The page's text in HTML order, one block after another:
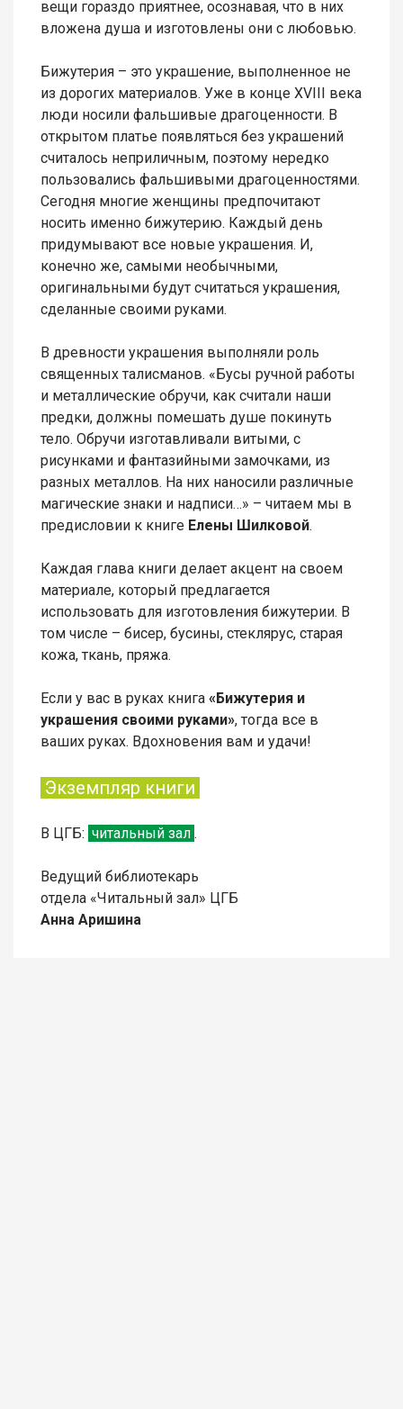
вещи гораздо приятнее, осознавая, что в них
вложена душа и изготовлены они с любовью.
Бижутерия – это украшение, выполненное не
из дорогих материалов. Уже в конце XVIII века
люди носили фальшивые драгоценности. В
открытом платье появляться без украшений
считалось неприличным, поэтому нередко
пользовались фальшивыми драгоценностями.
Сегодня многие женщины предпочитают
носить именно бижутерию. Каждый день
придумывают все новые украшения. И,
конечно же, самыми необычными,
оригинальными будут считаться украшения,
сделанные своими руками.
В древности украшения выполняли роль
священных талисманов. «Бусы ручной работы
и металлические обручи, как считали наши
предки, должны помешать душе покинуть
тело. Обручи изготавливали витыми, с
рисунками и фантазийными замочками, из
разных металлов. На них наносили различные
магические знаки и надписи…» – читаем мы в
предисловии к книге Елены Шилковой.
Каждая глава книги делает акцент на своем
материале, который предлагается
использовать для изготовления бижутерии. В
том числе – бисер, бусины, стеклярус, старая
кожа, ткань, пряжа.
Если у вас в руках книга «Бижутерия и
украшения своими руками», тогда все в
ваших руках. Вдохновения вам и удачи!
Экземпляр книги
В ЦГБ: читальный зал .
Ведущий библиотекарь
отдела «Читальный зал» ЦГБ
Анна Аришина